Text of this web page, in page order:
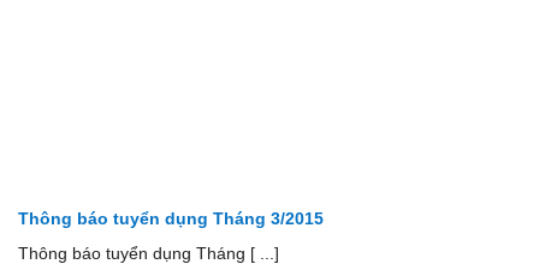
Thông báo tuyển dụng Tháng 3/2015
Thông báo tuyển dụng Tháng [ ...]